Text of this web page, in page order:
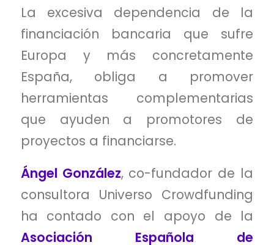
La excesiva dependencia de la
financiación bancaria que sufre
Europa y más concretamente
España, obliga a promover
herramientas complementarias
que ayuden a promotores de
proyectos a financiarse.
Ángel González, co-fundador de la
consultora Universo Crowdfunding
ha contado con el apoyo de la
Asociación Española de